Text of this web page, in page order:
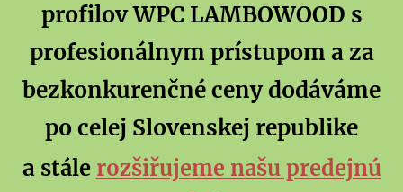
profilov WPC LAMBOWOOD s
profesionálnym prístupom a za
bezkonkurenčné ceny dodáváme
po celej Slovenskej republike
a stále rozšiřujeme našu predejnú